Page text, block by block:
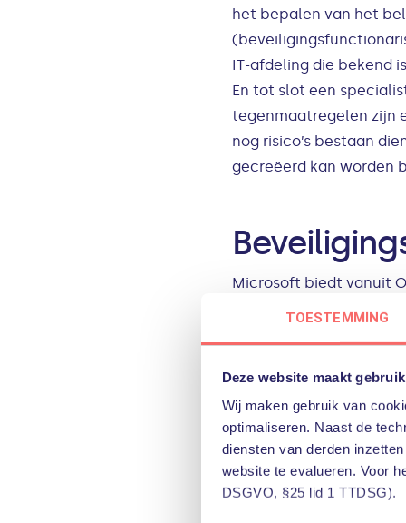
TOESTEMMING
Deze website maakt
Wij maken gebruik van
optimaliseren. Naast de
diensten van derden
website te evalueren. Voor
DSGVO, §25 lid 1 TTDSG).
het bepalen van het
IT-afdeling die bekend
En tot slot een
tegenmaatregelen zijn
nog risico’s bestaan
gecreëerd kan worden
Microsoft biedt vanuit
om data te beveiligen.
SyncSettings:
beïnvloeden. Het is
connecties met de